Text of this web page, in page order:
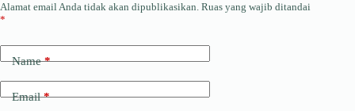
Alamat email Anda tidak akan dipublikasikan. Ruas yang wajib ditandai
*
Name*
Email*